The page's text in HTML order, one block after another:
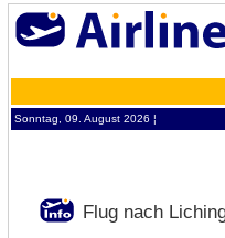
Sonntag, 09. August 2026 ¦
Flug nach